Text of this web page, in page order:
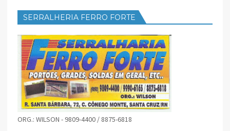
SERRALHERIA FERRO FORTE
ORG.: WILSON - 9809-4400 / 8875-6818